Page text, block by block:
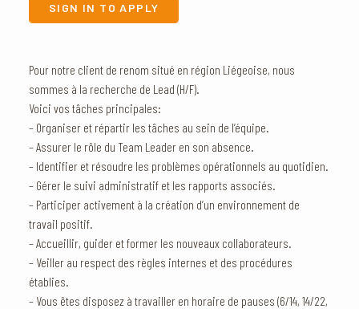
SIGN IN TO APPLY
Pour notre client de renom situé en région Liégeoise, nous
sommes à la recherche de Lead (H/F).
Voici vos tâches principales:
– Organiser et répartir les tâches au sein de l’équipe.
– Assurer le rôle du Team Leader en son absence.
– Identifier et résoudre les problèmes opérationnels au quotidien.
– Gérer le suivi administratif et les rapports associés.
– Participer activement à la création d’un environnement de
travail positif.
– Accueillir, guider et former les nouveaux collaborateurs.
– Veiller au respect des règles internes et des procédures
établies.
– Vous êtes disposez à travailler en horaire de pauses (6/14, 14/22,